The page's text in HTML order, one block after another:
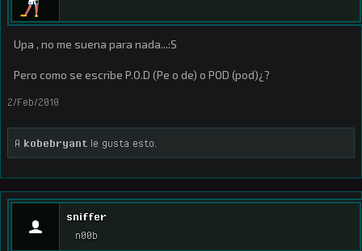
Upa , no me suena para nada...:S
Pero como se escribe P.O.D (Pe o de) o POD (pod)¿?
2/Feb/2010
A kobebryant le gusta esto.
sniffer
n00b